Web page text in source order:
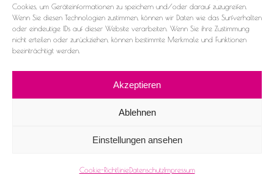
Cookies, um Geräteinformationen zu speichern und/oder darauf zuzugreifen.
Wenn Sie diesen Technologien zustimmen, können wir Daten wie das Surfverhalten
oder eindeutige IDs auf dieser Website verarbeiten. Wenn Sie ihre Zustimmung
nicht erteilen oder zurückziehen, können bestimmte Merkmale und Funktionen
beeinträchtigt werden.
Akzeptieren
Ablehnen
Einstellungen ansehen
Cookie-RichtlinieDatenschutzImpressum
Datenschutz
Cookie-Richtlinie (EU)